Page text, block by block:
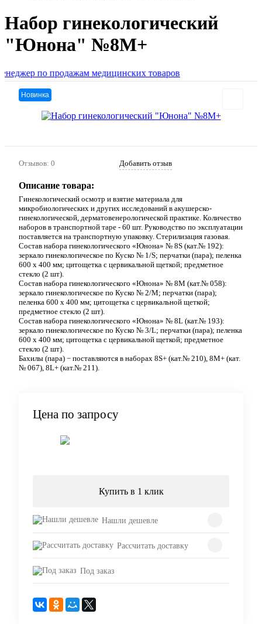
Набор гинекологический
"Юнона" №8M+
по продажам медицинских товаров
Новинка
Отзывов: 0 Добавить отзыв
Описание товара:
Гинекологический осмотр и взятие материала для
микробиологических и других исследований в акушерско-
гинекологической, дерматовенерологической практике. Количество
наборов в транспортной таре - 60 шт. Руководство по эксплуатации
поставляется на транспортную упаковку. Стерилизация газовая.
Состав набора гинекологического «Юнона» № 8S (кат.№ 192):
зеркало гинекологическое по Куско № 1/S; перчатки (пара); пеленка
600 х 400 мм; цитощетка с цервикальной щеткой; предметное
стекло (2 шт).
Состав набора гинекологического «Юнона» № 8M (кат.№ 058):
зеркало гинекологическое по Куско № 2/M; перчатки (пара);
пеленка 600 х 400 мм; цитощетка с цервикальной щеткой;
предметное стекло (2 шт).
Состав набора гинекологического «Юнона» № 8L (кат.№ 193):
зеркало гинекологическое по Куско № 3/L; перчатки (пара); пеленка
600 х 400 мм; цитощетка с цервикальной щеткой; предметное
стекло (2 шт).
Бахилы (пара) − поставляются в наборах 8S+ (кат.№ 210), 8M+ (кат.
№ 067), 8L+ (кат.№ 211).
Цена по запросу
Купить в 1 клик
Нашли дешевле
Рассчитать доставку
Под заказ